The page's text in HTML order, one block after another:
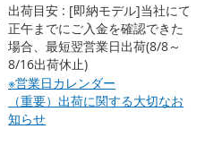
出荷目安 : [即納モデル]当社にて
正午までにご入金を確認できた
場合、最短翌営業日出荷(8/8～
8/16出荷休止)
※営業日カレンダー
（重要）出荷に関する大切なお
知らせ